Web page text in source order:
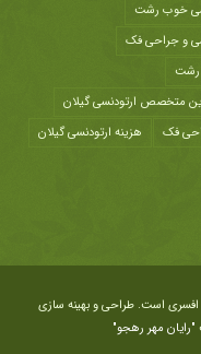
خوب رشت
و جراحی فک
رشت
متخصص ارتودنسی گیلان
فک
هزینه ارتودنسی گیلان
افسری است. طراحی و بهینه سازی
"رایان مهر رهجو"